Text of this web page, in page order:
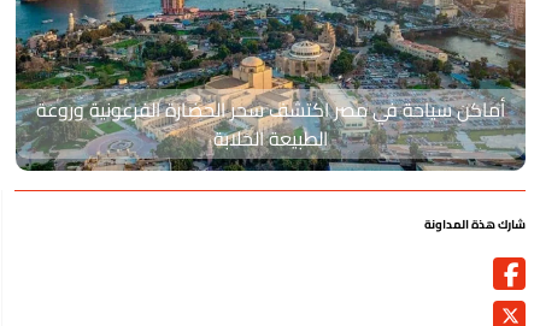
أماكن سياحة في مصر اكتشف سحر الحضارة الفرعونية وروعة
الطبيعة الخلابة
هذة المداونة